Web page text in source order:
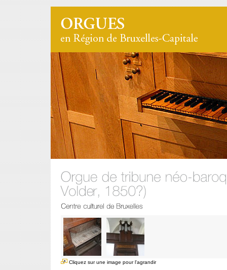
Cliquez sur une image pour l'agrandir